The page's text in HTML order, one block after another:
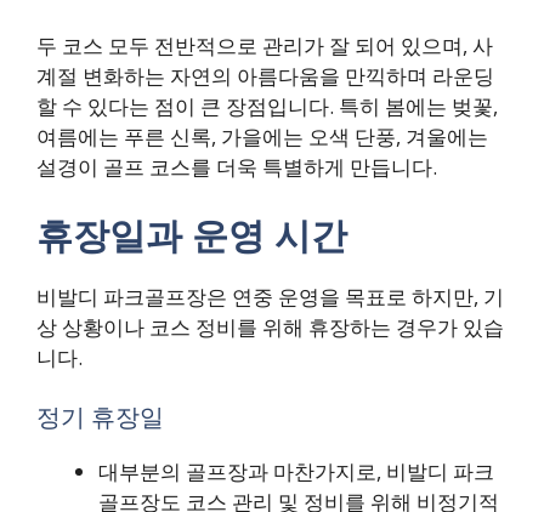
두 코스 모두 전반적으로 관리가 잘 되어 있으며, 사
계절 변화하는 자연의 아름다움을 만끽하며 라운딩
할 수 있다는 점이 큰 장점입니다. 특히 봄에는 벚꽃,
여름에는 푸른 신록, 가을에는 오색 단풍, 겨울에는
설경이 골프 코스를 더욱 특별하게 만듭니다.
휴장일과 운영 시간
비발디 파크골프장은 연중 운영을 목표로 하지만, 기
상 상황이나 코스 정비를 위해 휴장하는 경우가 있습
니다.
정기 휴장일
대부분의 골프장과 마찬가지로, 비발디 파크
골프장도 코스 관리 및 정비를 위해 비정기적